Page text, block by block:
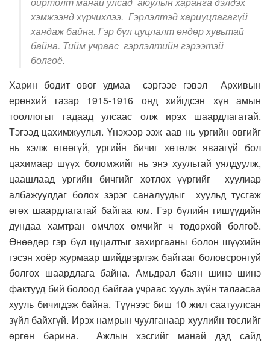
хэмжээнд хүрчихлээ. Гэрлэлтэд хариуцлагагүй
хандаж байна. Гэр бүл цуцлалт өндөр хувьтай
байна. Тийм учраас гэрлэлтийн гэрээтэй
болгоё.
Харин бодит овог удмаа сэргээе гэвэл Архивын
ерөнхий газар 1915-1916 онд хийгдсэн хүн амын
тооллогыг гадаад улсаас олж ирэх шаардлагатай.
Тэгээд цахимжуулья. Үнэхээр ээж аав нь ургийн овгийг
нь хэлж өгөөгүй, ургийн бичиг хөтөлж яваагүй бол
цахимаар шүүх боломжийг нь энэ хуультай уялдуулж,
цаашлаад ургийн бичгийг хөтлөх үүргийг
хуулиар
албажуулдаг болох зэрэг саналуудыг хуульд тусгаж
өгөх шаардлагатай байгаа юм. Гэр бүлийн гишүүдийн
дундаа хамтран өмчлөх өмчийг ч тодорхой болгоё.
Өнөөдөр гэр бүл цуцалтыгзахиргааны болон шүүхийн
гэсэн хоёр журмаар шийдвэрлэж байгааг боловсронгуй
болгох шаардлага байна. Амьдрал баян шинэ шинэ
фактууд бий болоод байгаа учраас хууль зүйн талаасаа
хууль бичигдэж байна. Түүнээс биш 10 жил саатуулсан
зүйл байхгүй. Ирэх намрын чуулганаар хуулийн төслийг
өргөн барина.
Ажлын хэсгийг манай дэд сайд